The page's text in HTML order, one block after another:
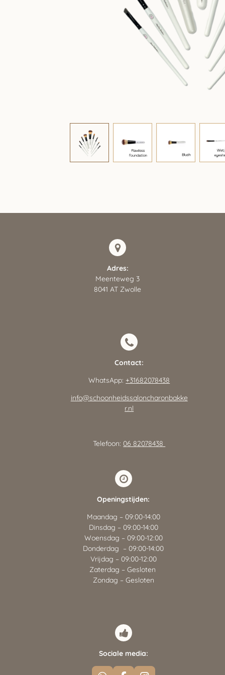
Adres:
Meenteweg 3
8041 AT Zwolle
Contact:
WhatsApp:+31682078438
info@schoonheidssaloncharonbakke
r.nl
Telefoon:06 82078438
Openingstijden:
Maandag – 09:00-14:00
Dinsdag – 09:00-14:00
Woensdag – 09:00-12:00
Donderdag – 09:00-14:00
Vrijdag – 09:00-12:00
Zaterdag – Gesloten
Zondag – Gesloten
Sociale media: